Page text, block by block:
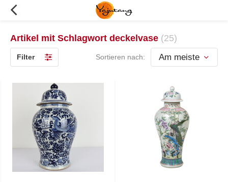
Artikel mit Schlagwort deckelvase (25)
Filter Sortieren nach: